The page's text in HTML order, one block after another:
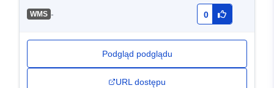
WMS - 0
Podgląd podglądu
URL dostępu